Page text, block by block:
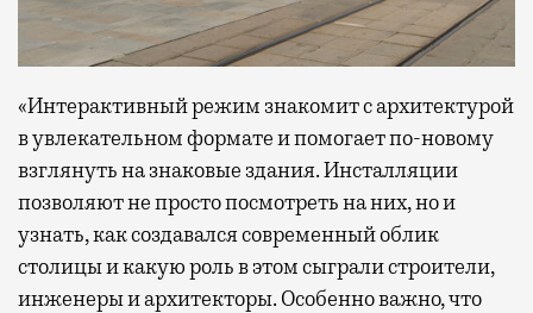
«Интерактивный режим знакомит с архитектурой
в увлекательном формате и помогает по-новому
взглянуть на знаковые здания. Инсталляции
позволяют не просто посмотреть на них, но и
узнать, как создавался современный облик
столицы и какую роль в этом сыграли строители,
инженеры и архитекторы. Особенно важно, что